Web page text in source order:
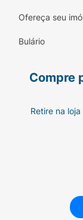
Ofereça seu
Bulário
Compre
Retire na